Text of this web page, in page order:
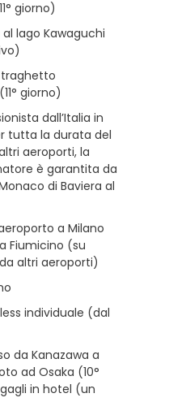
giorno)
lago Kawaguchi
traghetto
giorno)
dall’Italia in
tutta la durata del
aeroporti, la
è garantita da
di Baviera al
a Milano
Fiumicino (su
altri aeroporti)
individuale (dal
da Kanazawa a
ad Osaka (10°
in hotel (un